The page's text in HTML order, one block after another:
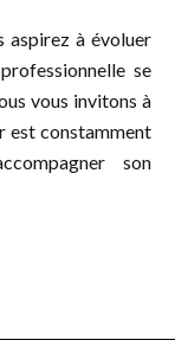
aspirez à évoluer
se
vous invitons à
est constamment
son